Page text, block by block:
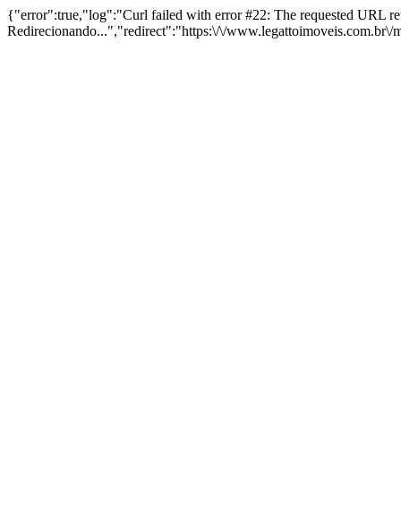
{"error":true,"log":"Curl failed with error #22: The requested URL
Redirecionando...","redirect":"https:\/\/www.legattoimoveis.com.br\/